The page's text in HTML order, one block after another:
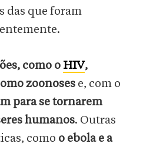
das que foram
como o HIV,
zoonoses e, com o
para se tornarem
humanos. Outras
como o ebola e a